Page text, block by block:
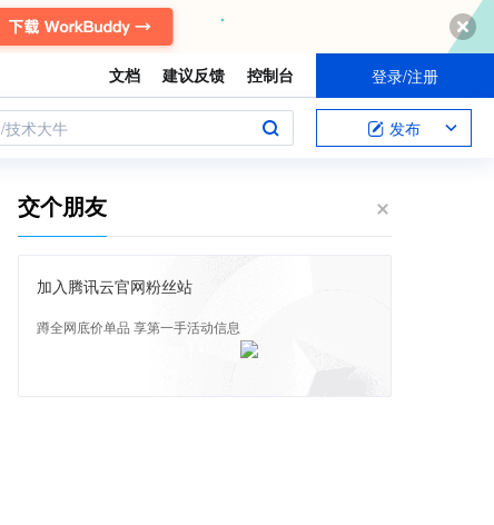
文档 建议反馈 控制台 登录/注册
术大牛 发布
交个朋友
加入腾讯云官网粉丝站
蹲全网底价单品 享第一手活动信息